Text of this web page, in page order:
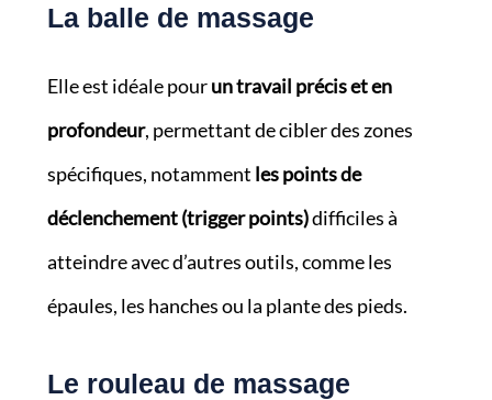
La balle de massage
Elle est idéale pourun travail précis et en
profondeur, permettant de cibler des zones
spécifiques, notamment les points de
déclenchement (trigger points)difficiles à
atteindre avec d’autres outils, comme les
épaules, les hanches ou la plante des pieds.
Le rouleau de massage